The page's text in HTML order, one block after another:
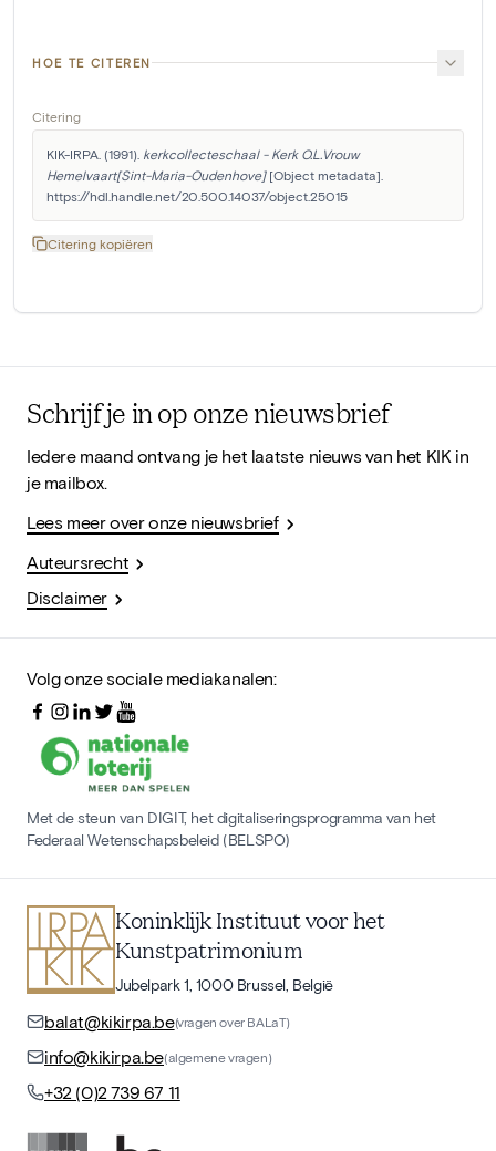
HOE TE CITEREN
Citering
KIK-IRPA. (1991). kerkcollecteschaal - Kerk O.L.Vrouw
Hemelvaart[Sint-Maria-Oudenhove] [Object metadata].
https://hdl.handle.net/20.500.14037/object.25015
Citering kopiëren
Schrijf je in op onze nieuwsbrief
Iedere maand ontvang je het laatste nieuws van het KIK in
je mailbox.
Lees meer over onze nieuwsbrief
Auteursrecht
Disclaimer
Volg onze sociale mediakanalen:
Met de steun van DIGIT, het digitaliseringsprogramma van het
Federaal Wetenschapsbeleid (BELSPO)
Koninklijk Instituut voor het
Kunstpatrimonium
Jubelpark 1, 1000 Brussel, België
balat@kikirpa.be(vragen over BALaT)
info@kikirpa.be(algemene vragen)
+32 (0)2 739 67 11